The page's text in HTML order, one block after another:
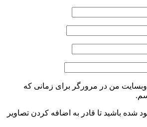
وبسایت من در مرورگر برای زمانی که
شده باشید تا قادر به اضافه کردن تصاویر